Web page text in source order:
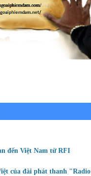
đến Việt Nam từ RFI
của đài phát thanh "Radio